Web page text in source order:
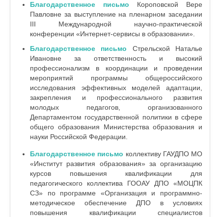
Благодарственное письмо
Короповской Вере
Павловне за выступление на пленарном заседании
III Международной научно-практической
конференции «Интернет-сервисы в образовании».
Благодарственное письмо Стрельской Наталье
Ивановне за ответственность и высокий
профессионализм в координации и проведении
мероприятий программы общероссийского
исследования эффективных моделей адаптации,
закрепления и профессионального развития
молодых педагогов, организованного
Департаментом государственной политики в сфере
общего образования Министерства образования и
науки Российской Федерации.
Благодарственное письмо коллективу ГАУДПО МО
«Институт развития образования» за организацию
курсов повышения квалификации для
педагогического коллектива ГООАУ ДПО «МОЦПК
СЗ» по программе «Организация и программно-
методическое обеспечение ДПО в условиях
повышения квалификации специалистов